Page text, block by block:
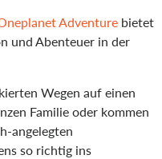
Adventurebietet
und Abenteuer in der
Wegen auf einen
Familie oder kommen
angelegten
so richtig ins